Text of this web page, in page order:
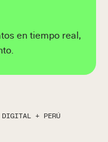
DIGITAL + PERÚ
en tiempo real,